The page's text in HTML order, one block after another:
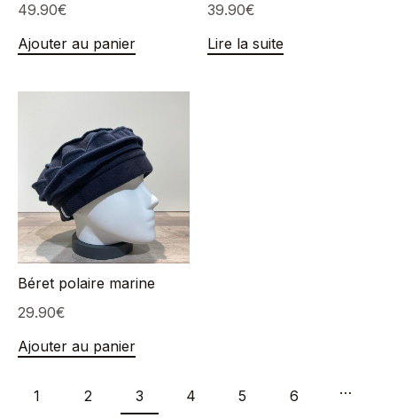
49.90€
Ajouter au panier
39.90€
Lire la suite
Béret polaire marine
29.90€
Ajouter au panier
1 2 3 4 5 6 …